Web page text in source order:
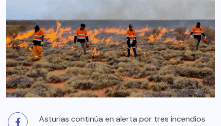
Asturias continúa en alerta por tres incendios